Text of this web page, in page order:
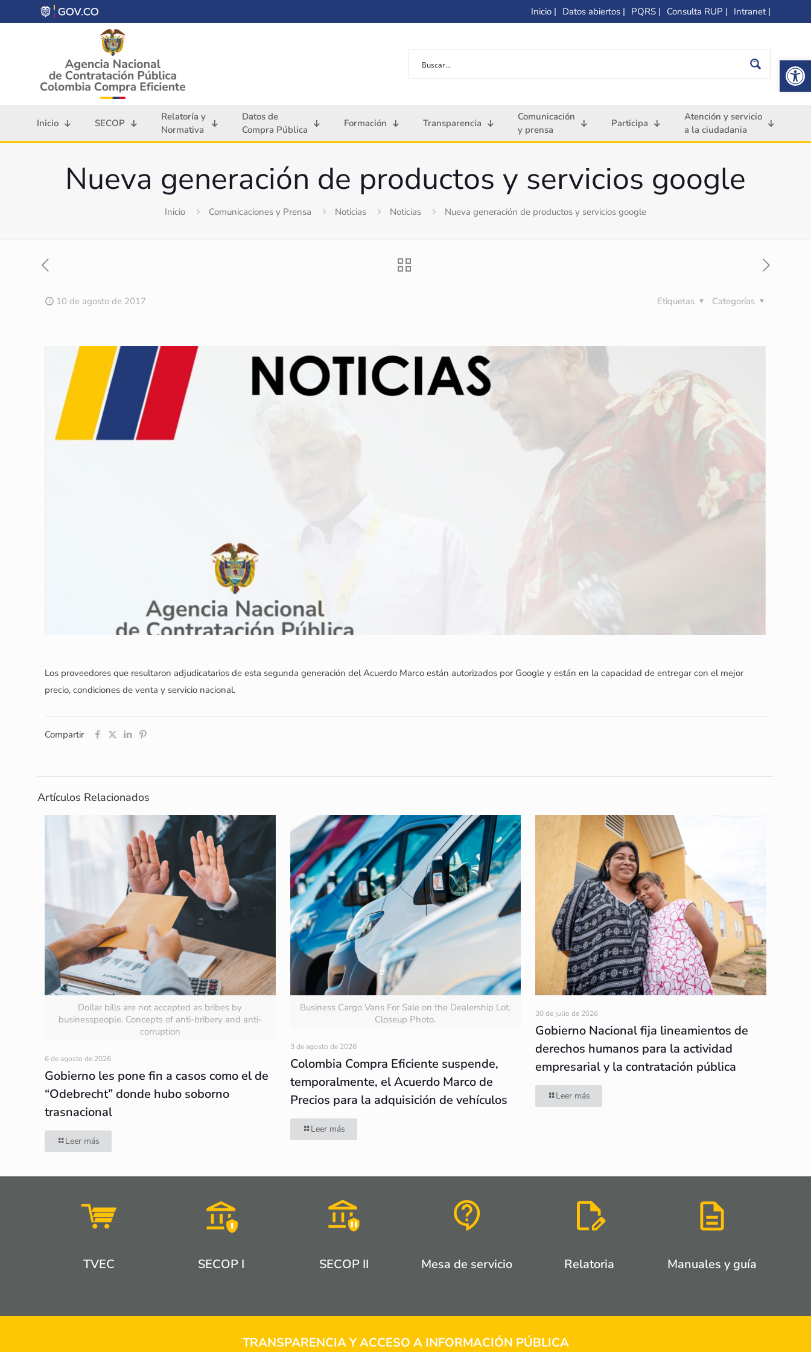
Inicio | Datos abiertos | PQRS | Consulta RUP | Intranet |
Inicio SECOP
Relatoría y
Normativa
Datos de
Compra Pública
Formación Transparencia
Comunicación
y prensa
Participa
Atención y servicio
a la ciudadania
Nueva generación de productos y servicios google
Inicio Comunicaciones y Prensa Noticias Noticias Nueva generación de productos y servicios google
10 de agosto de 2017 Categorías
Etiquetas
Los proveedores que resultaron adjudicatarios de esta segunda generación del Acuerdo Marco están autorizados por Google y están en la capacidad de entregar con el mejor
precio, condiciones de venta y servicio nacional.
Compartir
Artículos Relacionados
Dollar bills are not accepted as bribes by
businesspeople. Concepts of anti-bribery and anti-
corruption
6 de agosto de 2026
Gobierno les pone fin a casos como el de
“Odebrecht” donde hubo soborno
trasnacional
Leer más
Business Cargo Vans For Sale on the Dealership Lot.
Closeup Photo.
3 de agosto de 2026
Colombia Compra Eficiente suspende,
temporalmente, el Acuerdo Marco de
Precios para la adquisición de vehículos
Leer más
30 de julio de 2026
Gobierno Nacional fija lineamientos de
derechos humanos para la actividad
empresarial y la contratación pública
Leer más
TVEC SECOP I SECOP II Mesa de servicio Relatoria Manuales y guía
TRANSPARENCIA Y ACCESO A INFORMACIÓN PÚBLICA